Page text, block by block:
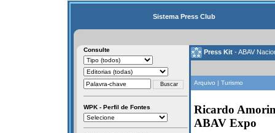
Sistema Press Club
Consulte
WPK - Perfil de Fontes
Press Kit - ABAV
Arquivo | Turismo
Ricardo
ABAV Expo